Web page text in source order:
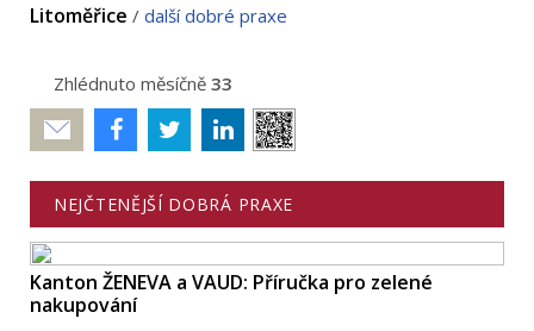
Litoměřice / další dobré praxe
Zhlédnuto měsíčně 33
Poslat
NEJČTENĚJŠÍ DOBRÁ PRAXE
Kanton ŽENEVA a VAUD: Příručka pro zelené
nakupování